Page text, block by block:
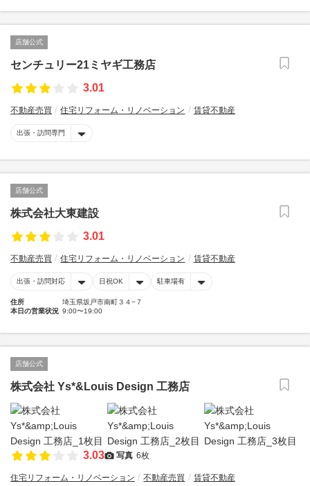
店舗公式
センチュリー21ミヤギ工務店
3.01
不動産売買 住宅リフォーム・リノベーション 賃貸不動産
出張・訪問専門
店舗公式
株式会社大東建設
3.01
不動産売買 住宅リフォーム・リノベーション 賃貸不動産
出張・訪問対応 日祝OK 駐車場有
住所
埼玉県坂戸市南町３４−７
本日の営業状況 9:00〜19:00
店舗公式
株式会社 Ys*&Louis Design 工務店
3.03 写真 6枚
住宅リフォーム・リノベーション 不動産売買 賃貸不動産